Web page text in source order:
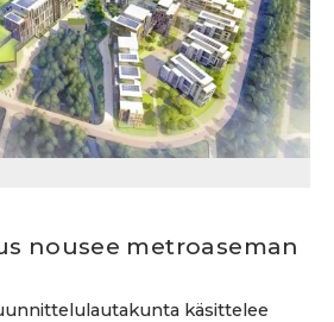
nousee metroaseman
käsittelee